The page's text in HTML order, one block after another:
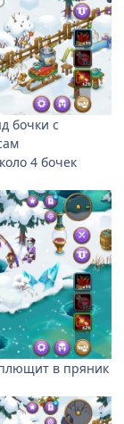
бочки с
4 бочек
в пряник